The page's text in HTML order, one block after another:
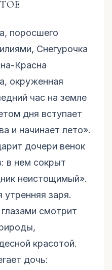
поросшего
Снегурочка
Красна
окруженная
час на земле
дня вступает
и начинает лето».
дочери венок
в нем сокрыт
неистощимый».
утренняя заря.
смотрит
красотой.
дочь: